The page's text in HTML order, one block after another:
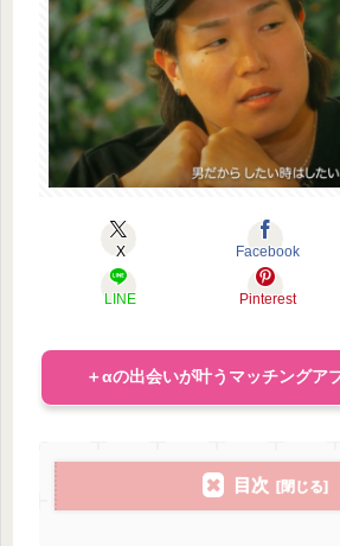
X Facebook
LINE Pinterest
＋αの出会いが叶うマッチングア
目次